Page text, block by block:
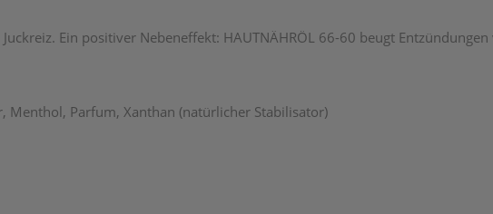
Ein positiver Nebeneffekt: HAUTNÄHRÖL 66-60 beugt Entzündungen
Menthol, Parfum, Xanthan (natürlicher Stabilisator)